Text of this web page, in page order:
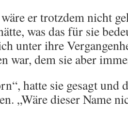
er trotzdem nicht
was das für sie
unter ihre
war, dem sie aber
hatte sie gesagt und
„Wäre dieser Name